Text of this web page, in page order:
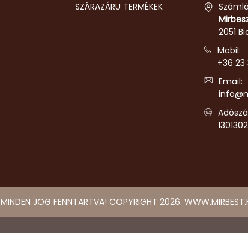
SZÁRAZÁRU TERMÉKEK
2051
Mobil:
+36 23
Email:
MINDEN JOG FENNTARTVA! COPYRIGHT 2026.